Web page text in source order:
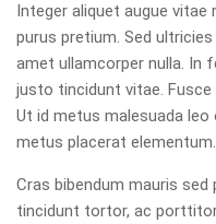
Integer aliquet augue vitae
purus pretium. Sed
amet ullamcorper nulla. In
justo tincidunt vitae.
Ut id metus malesuada leo
metus placerat elementum.
Cras bibendum mauris sed
tincidunt tortor, ac